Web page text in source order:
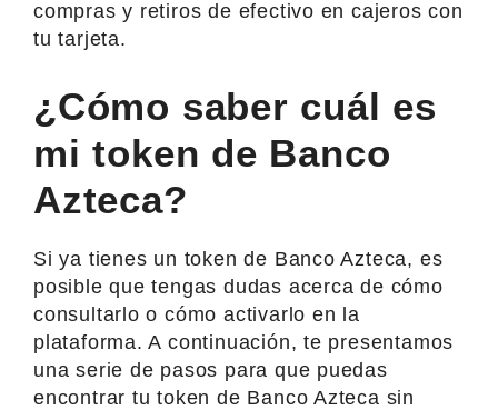
compras y retiros de efectivo en cajeros con
tu tarjeta.
¿Cómo saber cuál es
mi token de Banco
Azteca?
Si ya tienes un token de Banco Azteca, es
posible que tengas dudas acerca de cómo
consultarlo o cómo activarlo en la
plataforma. A continuación, te presentamos
una serie de pasos para que puedas
encontrar tu token de Banco Azteca sin